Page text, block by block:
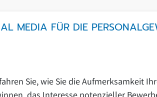
MEDIA FÜR DIE
Sie, wie Sie die Aufmerksamkeit